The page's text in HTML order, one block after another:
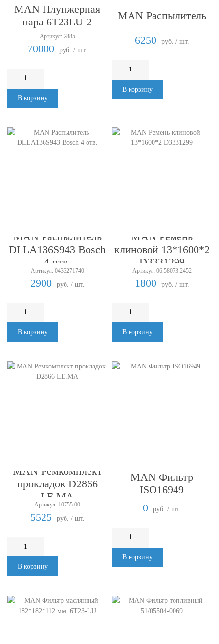
MAN Плунжерная
пара 6T23LU-2
Артикул: 2885
70000 руб. / шт.
В корзину
MAN Распылитель
6250
руб. / шт.
В корзину
MAN Распылитель
DLLA136S943 Bosch
4 отв.
Артикул: 0433271740
2900 руб. / шт.
В корзину
MAN Ремень
клиновой 13*1600*2
D3331299
Артикул: 06.58073.2452
1800 руб. / шт.
В корзину
MAN Ремкомплект
прокладок D2866
LE.MA
Артикул: 10755.00
5525 руб. / шт.
В корзину
MAN Фильтр
ISO16949
0
руб. / шт.
В корзину